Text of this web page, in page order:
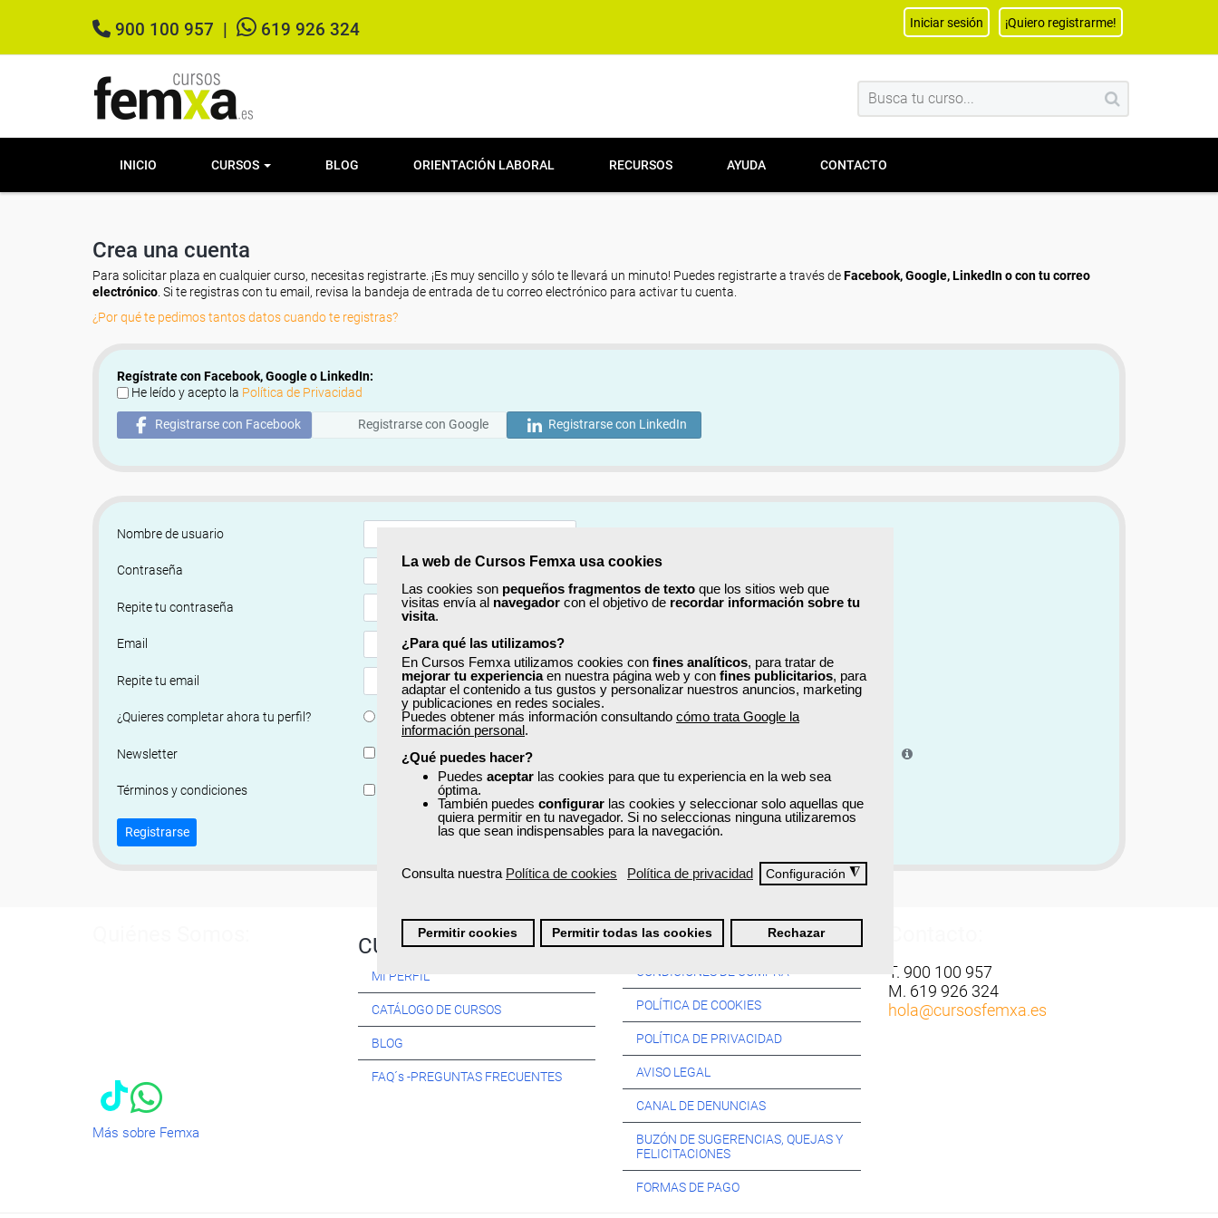
La web de Cursos Femxa usa cookies
Las cookies son pequeños fragmentos de texto que los sitios web que
visitas envía al navegador con el objetivo de recordar información sobre tu
visita.
¿Para qué las utilizamos?
En Cursos Femxa utilizamos cookies con fines analíticos, para tratar de
mejorar tu experienciaen nuestra página web y con fines publicitarios, para
adaptar el contenido a tus gustos y personalizar nuestros anuncios, marketing
y publicaciones en redes sociales.
Puedes obtener más información consultando cómo trata Google la
información personal.
¿Qué puedes hacer?
Puedes aceptar las cookies para que tu experiencia en la web sea
óptima.
También puedes configurar las cookies y seleccionar solo aquellas que
quiera permitir en tu navegador. Si no seleccionas ninguna utilizaremos
las que sean indispensables para la navegación.
Consulta nuestra Política de cookies Política de privacidad Configuración ◮
Permitir cookies Permitir todas las cookies Rechazar
900 100 957 619 926 324 Iniciar sesión ¡Quiero registrarme!
INICIO CURSOS BLOG ORIENTACIÓN LABORAL RECURSOS AYUDA CONTACTO
Crea una cuenta
Para solicitar plaza en cualquier curso, necesitas registrarte. ¡Es muy sencillo y sólo te llevará un minuto! Puedes registrarte a través deFacebook, Google, LinkedIn o con tu correo
electrónico . Si te registras con tu email, revisa la bandeja de entrada de tu correo electrónico para activar tu cuenta.
¿Por qué te pedimos tantos datos cuando te registras?
Regístrate con Facebook, Google o LinkedIn:
He leído y acepto la Política de Privacidad
Registrarse con Facebook Registrarse con Google Registrarse con LinkedIn
Nombre de usuario
Contraseña Mostrar
Repite tu contraseña Mostrar
Email
Repite tu email
¿Quieres completar ahora tu perfil? No, completaré mi perfil más adelante
Newsletter Si, quiero recibir información sobre cursos, ofertas exclusivas y recursos para el aprendizaje.
Términos y condiciones He leído y acepto la
Registrarse
Más sobre Femxa
CURSOS:
MI PERFIL
CATÁLOGO DE CURSOS
BLOG
FAQ´s -PREGUNTAS FRECUENTES
Información:
CONDICIONES DE COMPRA
POLÍTICA DE COOKIES
POLÍTICA DE PRIVACIDAD
AVISO LEGAL
CANAL DE DENUNCIAS
BUZÓN DE SUGERENCIAS, QUEJAS Y
FELICITACIONES
FORMAS DE PAGO
T. 900 100 957
M. 619 926 324
hola@cursosfemxa.es